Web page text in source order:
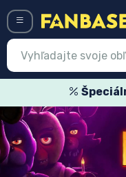
Prihlásiť sa
Najnovšie